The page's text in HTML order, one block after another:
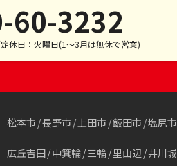
60-3232
休日：火曜日(1～3月は無休で営業)
松本市 長野市 上田市 飯田市 塩尻市
広丘吉田 中箕輪 三輪 里山辺 井川城